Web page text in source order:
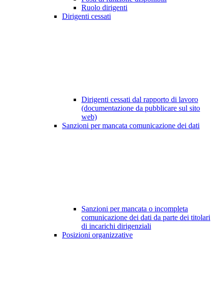
Ruolo dirigenti
Dirigenti cessati
Dirigenti cessati dal rapporto di lavoro
(documentazione da pubblicare sul sito
web)
Sanzioni per mancata comunicazione dei dati
Sanzioni per mancata o incompleta
comunicazione dei dati da parte dei titolari
di incarichi dirigenziali
Posizioni organizzative